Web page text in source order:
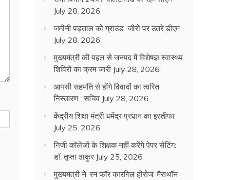
July 28, 2026
जमीनी पड़ताल को ग्राउंड जीरो पर उतरे डीएम
July 28, 2026
मुख्यमंत्री की पहल से जनपद में विशेषज्ञ स्वास्थ्य
शिविरों का क्रम जारी July 28, 2026
आपसी सहमति से होंगे विवादों का त्वरित
निस्तारण : सचिव July 28, 2026
केंद्रीय शिक्षा मंत्री धमेंद्र प्रधान का इस्तीफा
July 25, 2026
निजी कॉलेजों के शिक्षक नहीं करेंगे पेपर सेटिंग:
डॉ. तृप्ता ठाकुर July 25, 2026
मुख्यमंत्री ने ‘रन फॉर कारगिल हीरोज’ मैराथॉन